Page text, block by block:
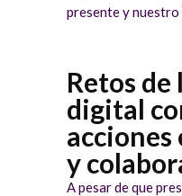
presente y
Retos de
digital
acciones
y
A pesar de que